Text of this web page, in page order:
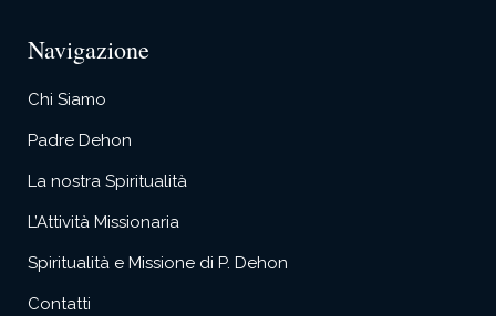
Navigazione
Chi Siamo
Padre Dehon
La nostra Spiritualità
L’Attività Missionaria
Spiritualità e Missione di P. Dehon
Contatti